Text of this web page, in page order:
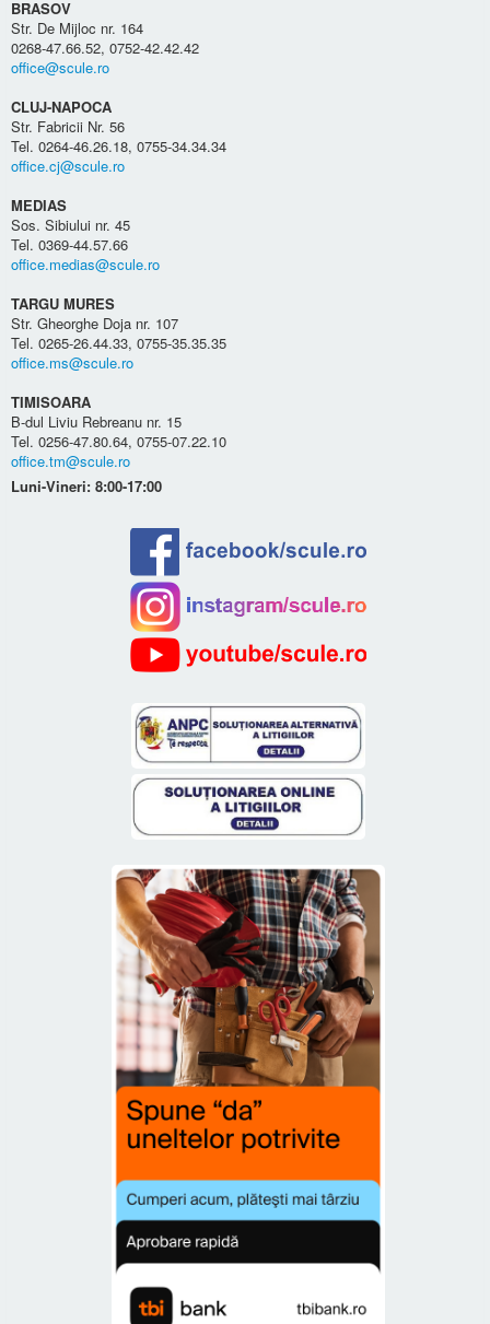
BRASOV
Str. De Mijloc nr. 164
0268-47.66.52, 0752-42.42.42
office@scule.ro
CLUJ-NAPOCA
Str. Fabricii Nr. 56
Tel. 0264-46.26.18, 0755-34.34.34
office.cj@scule.ro
MEDIAS
Sos. Sibiului nr. 45
Tel. 0369-44.57.66
office.medias@scule.ro
TARGU MURES
Str. Gheorghe Doja nr. 107
Tel. 0265-26.44.33, 0755-35.35.35
office.ms@scule.ro
TIMISOARA
B-dul Liviu Rebreanu nr. 15
Tel. 0256-47.80.64, 0755-07.22.10
office.tm@scule.ro
Luni-Vineri: 8:00-17:00